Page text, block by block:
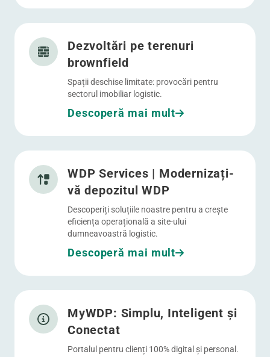
Dezvoltări pe terenuri
brownfield
Spații deschise limitate: provocări pentru
sectorul imobiliar logistic.
Descoperă mai mult
Mergi la Dezvoltări pe terenuri brownfield
WDP Services | Modernizați-
vă depozitul WDP
Descoperiți soluțiile noastre pentru a crește
eficiența operațională a site-ului
dumneavoastră logistic.
Descoperă mai mult
Mergi la WDP Services | Modernizați-vă depozitul WDP
MyWDP: Simplu, Inteligent și
Conectat
Portalul pentru clienți 100% digital și personal.
Mergi la MyWDP: Simplu, Inteligent și Conectat